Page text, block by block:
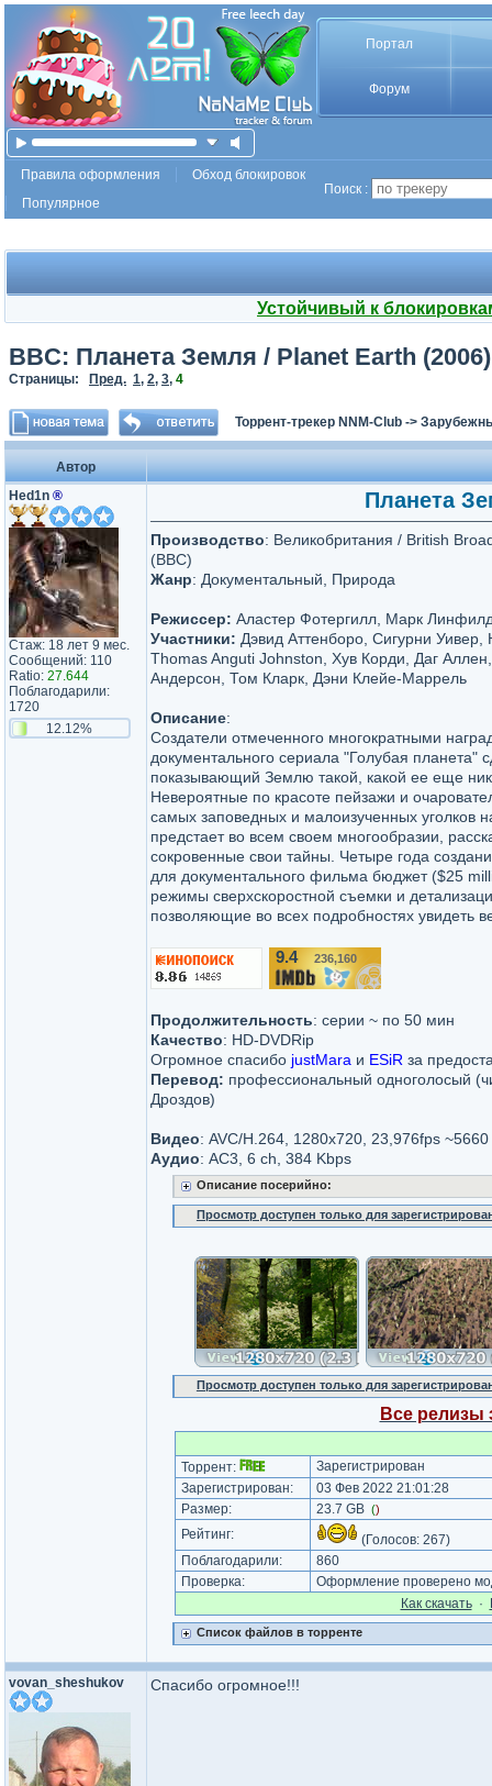
Портал
Форум
Правила оформления
Обход блокировок
Популярное
Поиск :
Устойчивый к
BBC: Планета Земля / Planet Earth
Страницы: Пред. 1, 2, 3, 4
Торрент-трекер NNM-Club ->
Автор
Hed1n ®
Стаж: 18 лет 9 мес.
Сообщений: 110
Ratio: 27.644
Поблагодарили:
1720
12.12%
Планета
Производство: Великобритания / British
(BBC)
Жанр: Документальный, Природа
Режиссер: Аластер Фотергилл, Марк
Участники: Дэвид Аттенборо, Сигурни Уивер,
Thomas Anguti Johnston, Хув Корди, Даг
Андерсон, Том Кларк, Дэни Клейе-Маррель
Описание:
Создатели отмеченного многократными
документального сериала "Голубая
показывающий Землю такой, какой ее еще
Невероятные по красоте пейзажи и
самых заповедных и малоизученных уголков
предстает во всем своем многообразии,
сокровенные свои тайны. Четыре года
для документального фильма бюджет ($25
режимы сверхскоростной съемки и
позволяющие во всех подробностях увидеть
9.4/10 236,160
Продолжительность: серии ~ по 50 мин
Качество: HD-DVDRip
Огромное спасибо justMara и ESiR за
Перевод: профессиональный одноголосый
Дроздов)
Видео: AVC/H.264, 1280x720, 23,976fps ~5660
Аудио: AC3, 6 ch, 384 Kbps
Описание посерийно:
Просмотр доступен только для
Просмотр доступен только для
Все релизы
Торрент:
Зарегистрирован
Зарегистрирован:
03 Фев 2022 21:01:28
Размер:
23.7 GB ()
Рейтинг: (Голосов: 267)
Поблагодарили:
860
Проверка:
Оформление проверено
Как cкачать·
Список файлов в торренте
vovan_sheshukov Спасибо огромное!!!